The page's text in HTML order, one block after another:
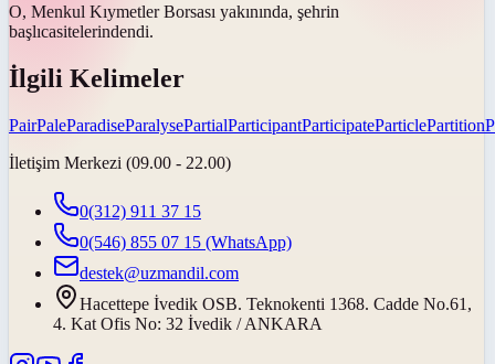
O, Menkul Kıymetler Borsası yakınında, şehrin
başlıcasitelerindendi.
İlgili Kelimeler
PairPaleParadiseParalysePartialParticipantParticipateParticlePartition
İletişim Merkezi (09.00 - 22.00)
0(312) 911 37 15
0(546) 855 07 15 (WhatsApp)
destek@uzmandil.com
Hacettepe İvedik OSB. Teknokenti 1368. Cadde No.61,
4. Kat Ofis No: 32 İvedik / ANKARA